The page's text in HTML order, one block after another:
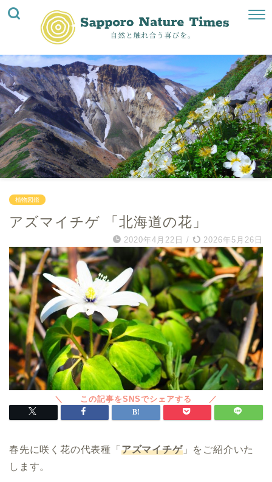
植物図鑑
アズマイチゲ 「北海道の花」
2020年4月22日 / 2026年5月26日
春先に咲く花の代表種「 アズマイチゲ」をご紹介いた
します。